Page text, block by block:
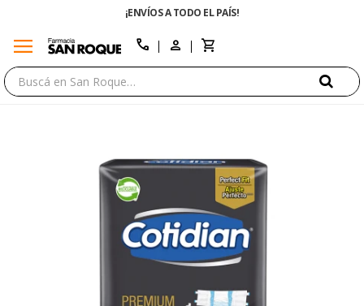
¡ENVÍOS A TODO EL PAÍS!
menu call
close